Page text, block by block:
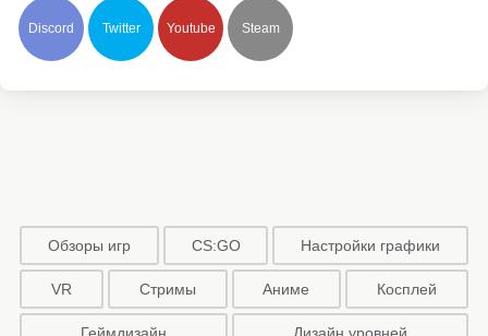
Discord Twitter Youtube Steam
Обзоры игр CS:GO Настройки графики
VR Стримы Аниме Косплей